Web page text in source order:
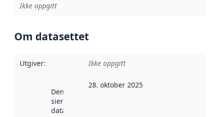
Ikke oppgitt
Om datasettet
Utgiver: Ikke oppgitt
Denne datoen
sier når
datasettet ble
28. oktober 2025